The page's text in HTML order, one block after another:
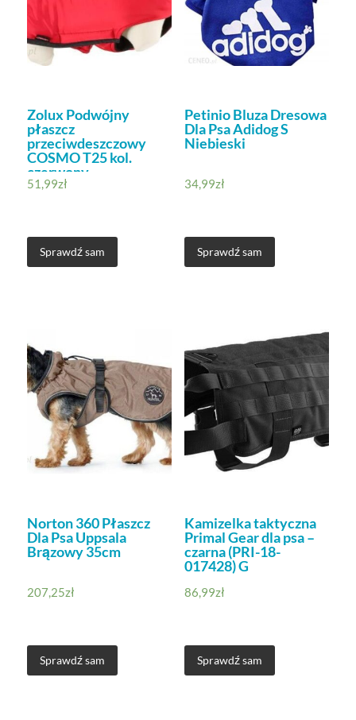
Zolux Podwójny
płaszcz
przeciwdeszczowy
COSMO T25 kol.
czerwony
(411497RGE)
51,99zł
Sprawdź sam
Petinio Bluza Dresowa
Dla Psa Adidog S
Niebieski
34,99zł
Sprawdź sam
Norton 360 Płaszcz
Dla Psa Uppsala
Brązowy 35cm
207,25zł
Sprawdź sam
Kamizelka taktyczna
Primal Gear dla psa –
czarna (PRI-18-
017428) G
86,99zł
Sprawdź sam